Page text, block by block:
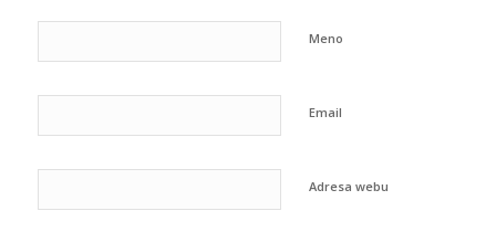
Meno
Email
Adresa webu